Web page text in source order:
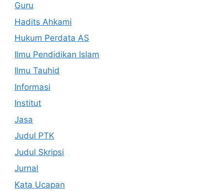
Guru
Hadits Ahkami
Hukum Perdata AS
Ilmu Pendidikan Islam
Ilmu Tauhid
Informasi
Institut
Jasa
Judul PTK
Judul Skripsi
Jurnal
Kata Ucapan